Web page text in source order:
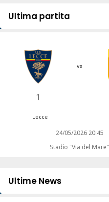
Ultima partita
1
vs
Lecce
24/05/2026 20:45
Stadio "Via del Mare"
Ultime News